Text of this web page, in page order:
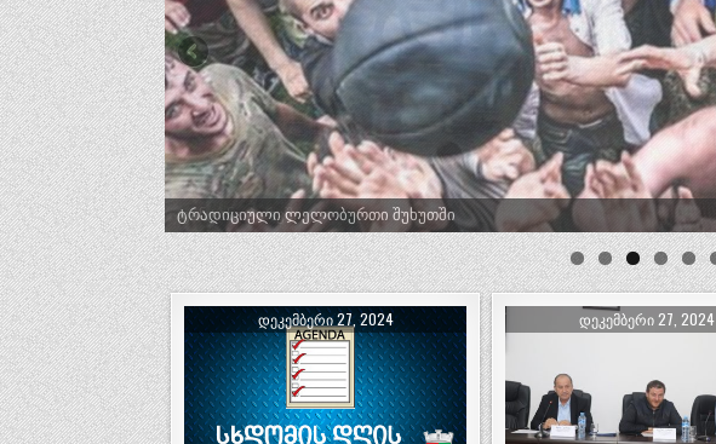
ტრადიციული ლელობურთი შუხუთში
ᲓᲔᲙᲔᲛᲑᲔᲠᲘ 27, 2024 ᲓᲔᲙᲔᲛᲑᲔᲠᲘ 27, 2024